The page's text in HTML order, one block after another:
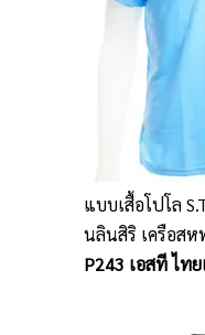
แบบเสื้อโปโล
นลินสิริ เครือส
แบบ พร้อมปักโล
P243 เอสที ไท